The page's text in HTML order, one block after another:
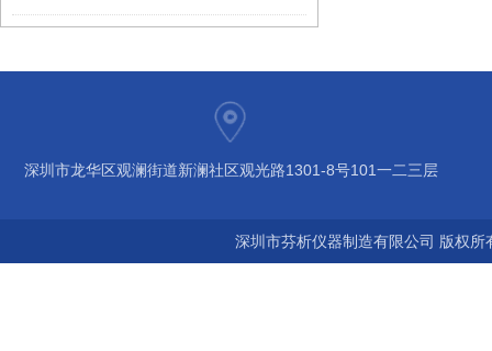
深圳市龙华区观澜街道新澜社区观光路1301-8号101一二三层
深圳市芬析仪器制造有限公司 版权